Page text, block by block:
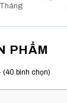
PHẨM
(40 bình chọn)